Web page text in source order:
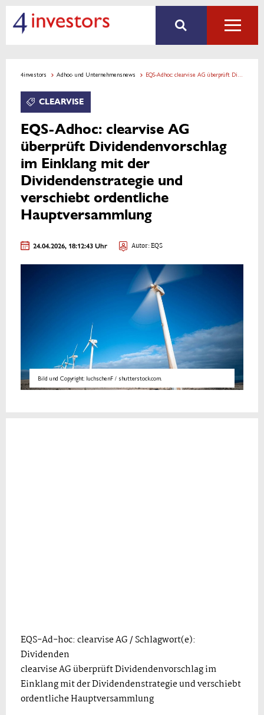
4investors Adhoc- und Unternehmensnews EQS-Adhoc: clearvise AG überprüft Dividendenvorschlag im Einklang mit der Dividendenstrategie und verschiebt ordentliche Hauptversammlung
CLEARVISE
EQS-Adhoc: clearvise AG
überprüft Dividendenvorschlag
im Einklang mit der
Dividendenstrategie und
verschiebt ordentliche
Hauptversammlung
24.04.2026, 18:12:43 Uhr Autor: EQS
Bild und Copyright: luchschenF / shutterstock.com.
EQS-Ad-hoc: clearvise AG / Schlagwort(e):
Dividenden
clearvise AG überprüft Dividendenvorschlag im
Einklang mit der Dividendenstrategie und verschiebt
ordentliche Hauptversammlung